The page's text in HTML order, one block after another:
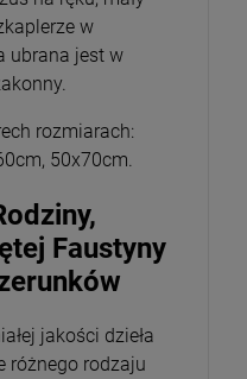
w
ubrana jest w
rozmiarach:
50x70cm.
Faustyny
jakości dzieła
różnego rodzaju